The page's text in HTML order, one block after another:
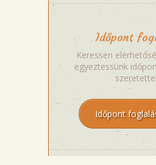
Időpont
Keressen
egyeztessünk
Időpont